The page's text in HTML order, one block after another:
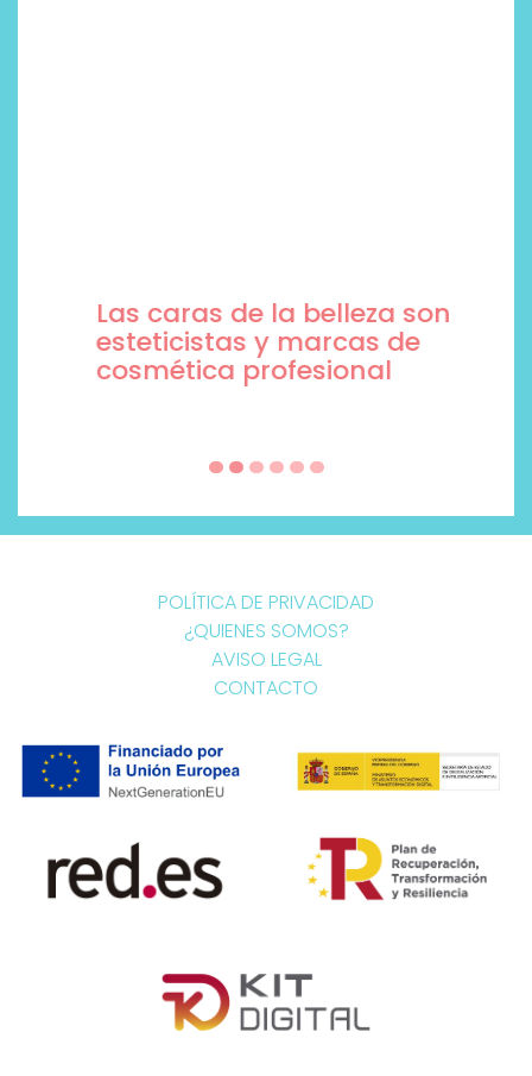
Las caras de la belleza son
esteticistas y marcas de
cosmética profesional
POLÍTICA DE PRIVACIDAD
¿QUIENES SOMOS?
AVISO LEGAL
CONTACTO